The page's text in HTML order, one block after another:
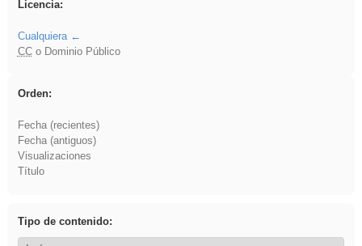
Licencia:
Cualquiera
CCo Dominio Público
Orden:
Fecha (recientes)
Fecha (antiguos)
Visualizaciones
Título
Tipo de contenido: